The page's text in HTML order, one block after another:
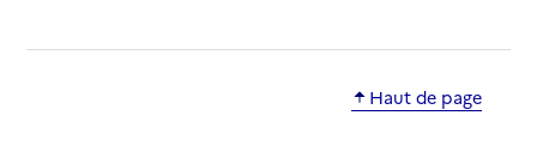
Haut de page